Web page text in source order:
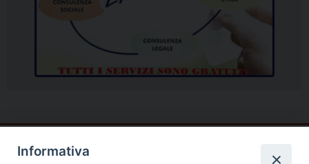
Informativa